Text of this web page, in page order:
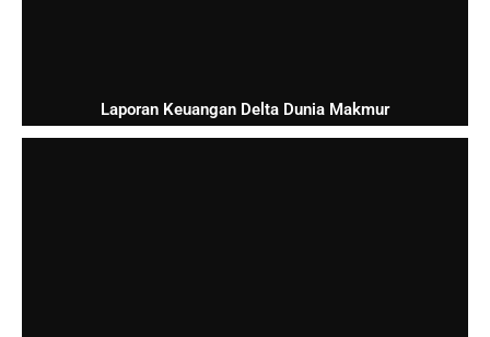
Laporan Keuangan Delta Dunia Makmur